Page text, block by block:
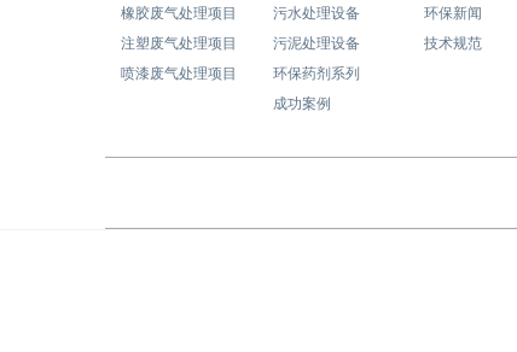
橡胶废气处理项目
注塑废气处理项目
喷漆废气处理项目
污水处理设备
污泥处理设备
环保药剂系列
成功案例
环保新闻
技术规范